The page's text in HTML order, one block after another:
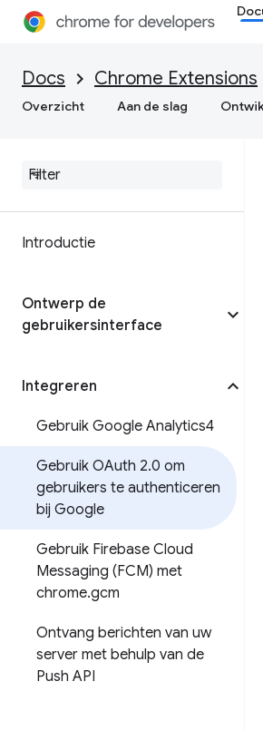
Docs Chrome Extensions
Overzicht Aan de slag
Introductie
Ontwerp de
gebruikersinterface
Integreren
Gebruik Google Analytics4
Gebruik OAuth 2.0 om
gebruikers te authenticeren
bij Google
Gebruik Firebase Cloud
Messaging (FCM) met
chrome.gcm
Ontvang berichten van uw
server met behulp van de
Push API